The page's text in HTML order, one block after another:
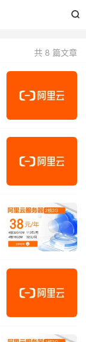

共 8 篇文章